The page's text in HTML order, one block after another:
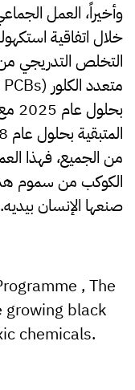
وأخيراً، العمل
خلال اتفاقية
التخلص التدريجي
من الجميع، فهذا
الكوكب من سموم
صنعها الإنسان بيديه.
, The
growing black
chemicals.